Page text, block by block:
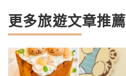
更多旅遊文章推薦